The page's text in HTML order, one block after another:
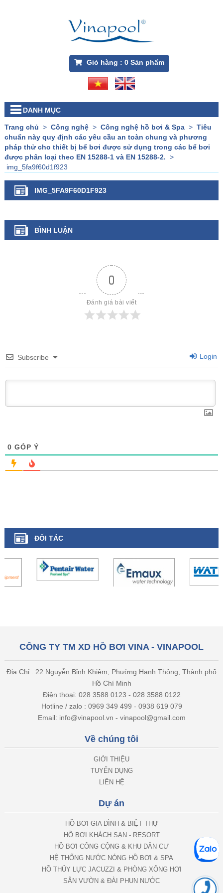
Giỏ hàng : 0Sản phẩm
DANH MỤC
Trang chủ > Công nghệ> Công nghệ hồ bơi & Spa> Tiêu
chuẩn này quy định các yêu cầu an toàn chung và phương
pháp thử cho thiết bị bể bơi được sử dụng trong các bể bơi
được phân loại theo EN 15288-1 và EN 15288-2. >
img_5fa9f60d1f923
IMG_5FA9F60D1F923
BÌNH LUẬN
0
Đánh giá bài viết
Subscribe Login
0 GÓP Ý
ĐỐI TÁC
CÔNG TY TM XD HỒ BƠI VINA - VINAPOOL
Địa Chỉ : 22 Nguyễn Bỉnh Khiêm, Phường Hạnh Thông, Thành phố
Hồ Chí Minh
Điện thoại: 028 3588 0123 - 028 3588 0122
Hotline / zalo : 0969 349 499 - 0938 619 079
Email: info@vinapool.vn - vinapool@gmail.com
Về chúng tôi
GIỚI THIỆU
TUYỂN DỤNG
LIÊN HỆ
Dự án
HỒ BƠI GIA ĐÌNH & BIỆT THỰ
HỒ BƠI KHÁCH SẠN - RESORT
HỒ BƠI CÔNG CỘNG & KHU DÂN CƯ
HỆ THỐNG NƯỚC NÓNG HỒ BƠI & SPA
HỒ THỦY LỰC JACUZZI & PHÒNG XÔNG HƠI
SÂN VƯỜN & ĐÀI PHUN NƯỚC